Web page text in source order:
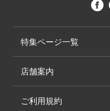
特集ページ一覧
店舗案内
ご利用規約